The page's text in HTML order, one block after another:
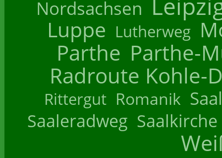
Nordsachsen
Luppe Lutherweg
Parthe Parthe-
Radroute Kohle-
Rittergut Romanik
Saaleradweg Saalkirche